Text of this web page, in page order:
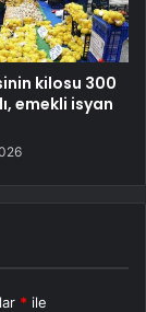
kilosu 300
emekli isyan
* ile